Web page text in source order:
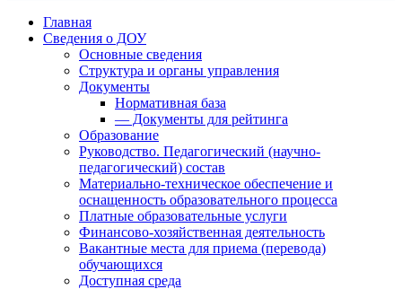
Главная
Сведения о ДОУ
Основные сведения
Структура и органы управления
Документы
Нормативная база
— Документы для рейтинга
Образование
Руководство. Педагогический (научно-
педагогический) состав
Материально-техническое обеспечение и
оснащенность образовательного процесса
Платные образовательные услуги
Финансово-хозяйственная деятельность
Вакантные места для приема (перевода)
обучающихся
Доступная среда